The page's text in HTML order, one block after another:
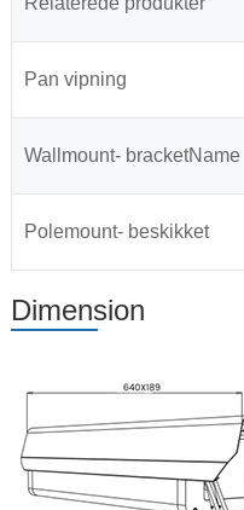
Pan vipning
Wallmount- bracketName
Polemount- beskikket
Dimension